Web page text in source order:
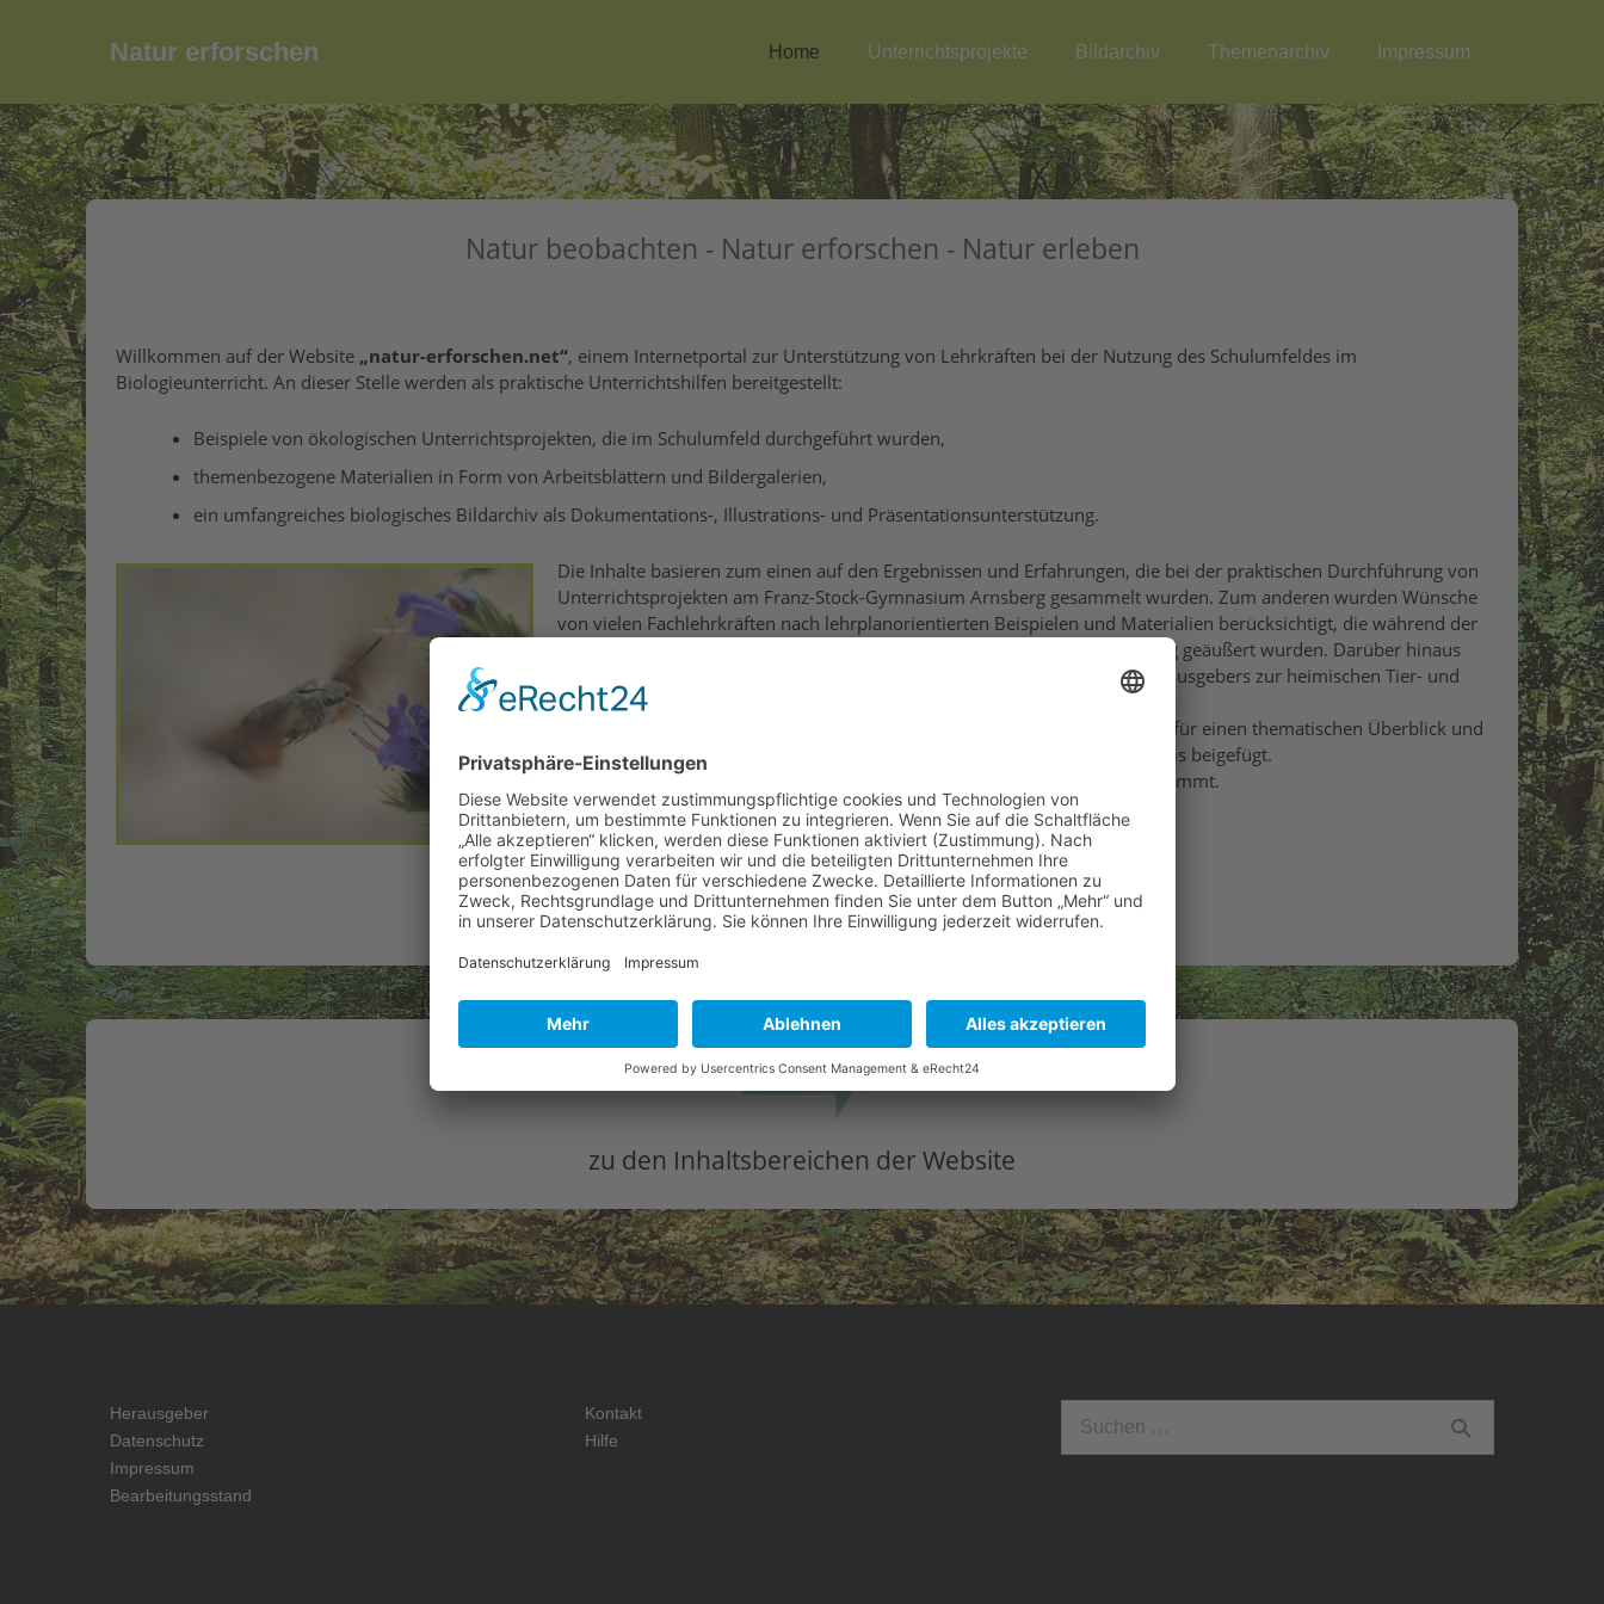
Natur erforschen Home Unterrichtsprojekte Bildarchiv Themenarchiv Impressum
Natur beobachten - Natur erforschen - Natur erleben
Willkommen auf der Website „natur-erforschen.net“, einem Internetportal zur Unterstützung von Lehrkräften bei der Nutzung des Schulumfeldes im
Biologieunterricht. An dieser Stelle werden als praktische Unterrichtshilfen bereitgestellt:
Beispiele von ökologischen Unterrichtsprojekten, die im Schulumfeld durchgeführt wurden,
themenbezogene Materialien in Form von Arbeitsblättern und Bildergalerien,
ein umfangreiches biologisches Bildarchiv als Dokumentations-, Illustrations- und Präsentationsunterstützung.
Die Inhalte basieren zum einen auf den Ergebnissen und Erfahrungen, die bei der praktischen Durchführung von
Unterrichtsprojekten am Franz-Stock-Gymnasium Arnsberg gesammelt wurden. Zum anderen wurden Wünsche
von vielen Fachlehrkräften nach lehrplanorientierten Beispielen und Materialien berücksichtigt, die während der
Lehrerfortbildung "Biologie im Schulumfeld" der Bezirksregierung Arnsberg geäußert wurden. Darüber hinaus
wird im Bild- und Themenarchiv die umfangreiche Fotosammlung des Herausgebers zur heimischen Tier- und
Pflanzenwelt für den pädagogischen oder privaten Gebrauch bereitgestellt.
Die Website enthält zur Zeit ca. 550 Seiten. Wegen des großen Umfangs ist für einen thematischen Überblick und
einen leichteren Zugriff auf einzelne Kapitel ein interaktives Inhaltverzeichnis beigefügt.
Die Nutzung der Website ist auf verschiedene digitale Mediengeräte abgestimmt.
zu den Inhaltsbereichen der Website
Herausgeber
Datenschutz
Impressum
Bearbeitungsstand
Kontakt
Hilfe
nach: